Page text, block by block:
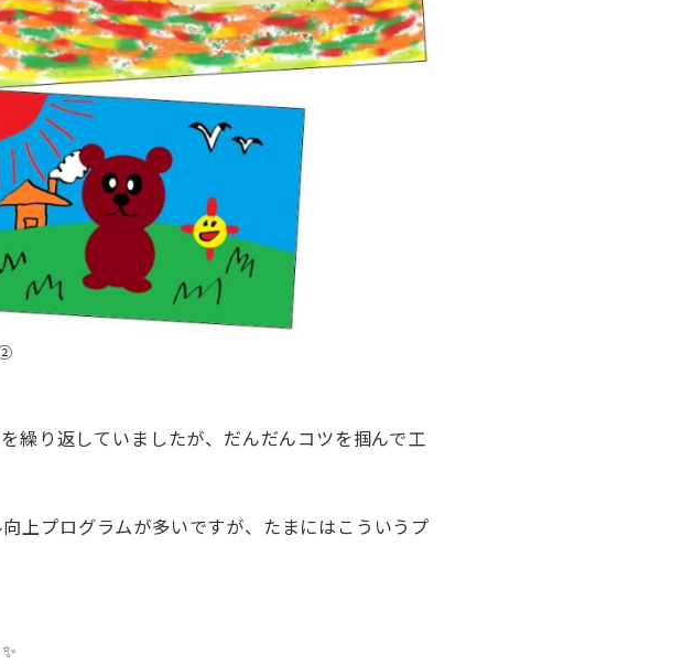
繰り返していましたが、だんだんコツを掴んで工
上プログラムが多いですが、たまにはこういうプ